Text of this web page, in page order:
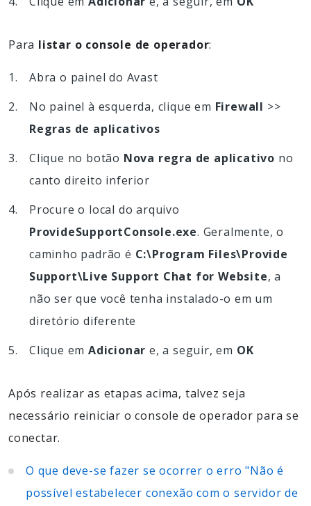
Para listar o console de operador:
Abra o painel do Avast
No painel à esquerda, clique em Firewall >>
Regras de aplicativos
Clique no botão Nova regra de aplicativo no
canto direito inferior
Procure o local do arquivo
ProvideSupportConsole.exe. Geralmente, o
caminho padrão é C:\Program Files\Provide
Support\Live Support Chat for Website, a
não ser que você tenha instalado-o em um
diretório diferente
Clique em Adicionar e, a seguir, em OK
Após realizar as etapas acima, talvez seja
necessário reiniciar o console de operador para se
conectar.
O que deve-se fazer se ocorrer o erro "Não é
possível estabelecer conexão com o servidor de